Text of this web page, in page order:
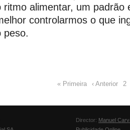
ritmo alimentar, um padrão
controlarmos o que
peso.
« Primeira ‹ Anterior 2
Director: Manuel